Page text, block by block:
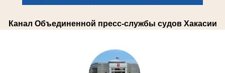
Канал Объединенной пресс-службы судов Хакасии